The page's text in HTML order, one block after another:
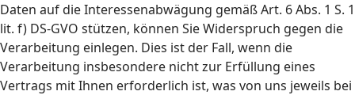
Daten auf die Interessenabwägung gemäß Art. 6 Abs. 1 S. 1
lit. f) DS-GVO stützen, können Sie Widerspruch gegen die
Verarbeitung einlegen. Dies ist der Fall, wenn die
Verarbeitung insbesondere nicht zur Erfüllung eines
Vertrags mit Ihnen erforderlich ist, was von uns jeweils bei